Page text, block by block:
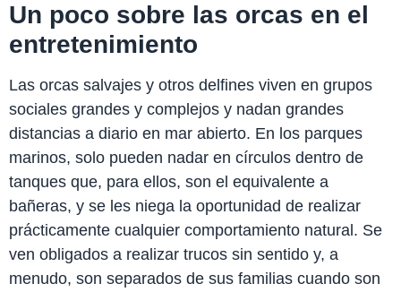
Un poco sobre las orcas en el
entretenimiento
Las orcas salvajes y otros delfines viven en grupos
sociales grandes y complejos y nadan grandes
distancias a diario en mar abierto. En los parques
marinos, solo pueden nadar en círculos dentro de
tanques que, para ellos, son el equivalente a
bañeras, y se les niega la oportunidad de realizar
prácticamente cualquier comportamiento natural. Se
ven obligados a realizar trucos sin sentido y, a
menudo, son separados de sus familias cuando son